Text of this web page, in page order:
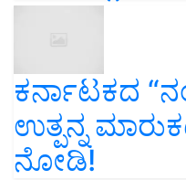
ಕರ್ನಾಟಕದ
ಉತ್ಪನ್ನ
ನೋಡಿ!